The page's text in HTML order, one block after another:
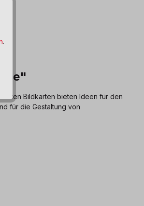
Bildkarten bieten Ideen für den
für die Gestaltung von
.